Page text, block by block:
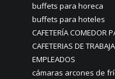
buffets para horeca
buffets para hoteles
CAFETERÍA COMEDOR
CAFETERIAS DE
EMPLEADOS
cámaras arcones de